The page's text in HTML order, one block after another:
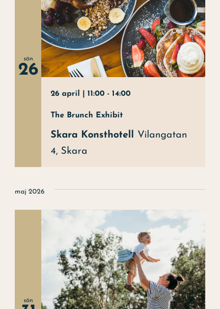
sön
26
The Brunch Exhibit
26 april | 11:00 - 14:00
Skara Konsthotell Vilangatan
4, Skara
maj 2026
sön